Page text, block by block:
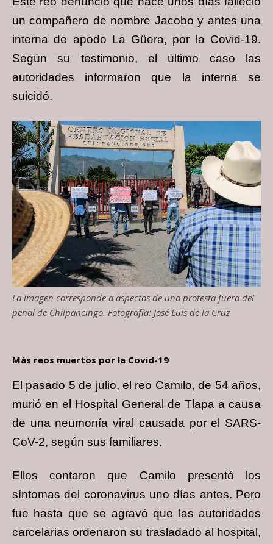
un compañero de nombre Jacobo y antes una
interna de apodo La Güera, por la Covid-19.
Según su testimonio, el último caso las
autoridades informaron que la interna se
suicidó.
La imagen corresponde a aspectos de una protesta fuera del
penal de Chilpancingo. Fotografía: José Luis de la Cruz
Más reos muertos por la Covid-19
El pasado 5 de julio, el reo Camilo, de 54 años,
murió en el Hospital General de Tlapa a causa
de una neumonía viral causada por el SARS-
CoV-2, según sus familiares.
Ellos contaron que Camilo presentó los
síntomas del coronavirus uno días antes. Pero
fue hasta que se agravó que las autoridades
carcelarias ordenaron su trasladado al hospital,